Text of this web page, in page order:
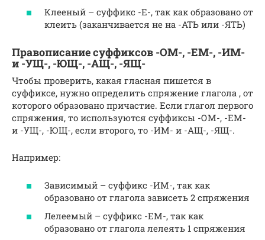
Клееный – суффикс -Е-, так как образовано от
клеить (заканчивается не на -АТЬ или -ЯТЬ)
Правописание суффиксов -ОМ-, -ЕМ-, -ИМ-
и -УЩ-, -ЮЩ-, -АЩ-, -ЯЩ-
Чтобы проверить, какая гласная пишется в
суффиксе, нужно определить спряжение глагола , от
которого образовано причастие. Если глагол первого
спряжения, то используются суффиксы -ОМ-, -ЕМ-
и -УЩ-, -ЮЩ-, если второго, то -ИМ- и -АЩ-, -ЯЩ-.
Например:
Зависимый – суффикс -ИМ-, так как
образовано от глагола зависеть 2 спряжения
Лелеемый – суффикс -ЕМ-, так как
образовано от глагола лелеять 1 спряжения